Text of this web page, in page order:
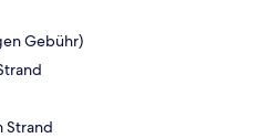
Gebühr)
Strand